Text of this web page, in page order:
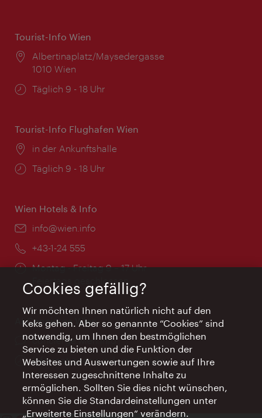
Tourist-Info Wien
Ort:
Albertinaplatz/Maysedergasse
1010 Wien
Öffnungszeiten:
Täglich 9 - 18 Uhr
Tourist-Info Flughafen Wien
Ort:
in der Ankunftshalle
Öffnungszeiten:
Täglich 9 - 18 Uhr
Wien Hotels & Info
Email:
info@wien.info
Telefon:
+43-1-24 555
Öffnungszeiten:
Montag - Freitag 9 – 17 Uhr
Feiertags geschlossen
AI Concierge Wien
Ort:
concierge.wien.info
Öffnungszeiten:
Informationen rund um die Uhr
Cookies gefällig?
Wir möchten Ihnen natürlich nicht auf den
Keks gehen. Aber so genannte “Cookies” sind
notwendig, um Ihnen den bestmöglichen
Service zu bieten und die Funktion der
Websites und Auswertungen sowie auf Ihre
Interessen zugeschnittene Inhalte zu
ermöglichen. Sollten Sie dies nicht wünschen,
können Sie die Standardeinstellungen unter
„Erweiterte Einstellungen“ verändern.